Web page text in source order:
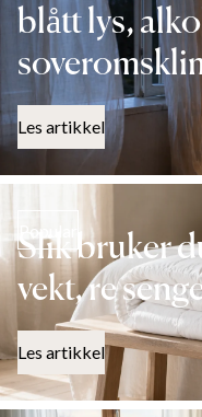
blått lys,
Les artikkel
Popular
Slik bruker
vekt, re
Les artikkel